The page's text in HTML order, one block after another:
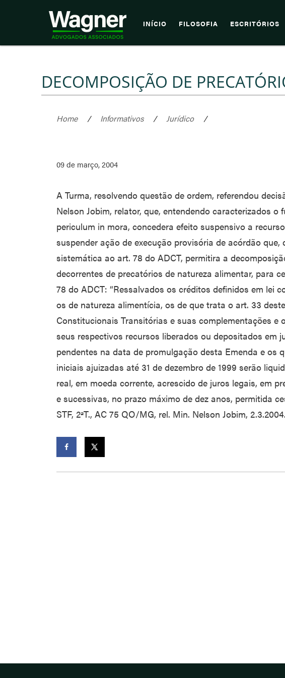
INÍCIO FILOSOFIA ESCRITÓRIOS
DECOMPOSIÇÃO DE
Home / Informativos / Jurídico /
09 de março, 2004
A Turma, resolvendo questão de ordem, referendou
Nelson Jobim, relator, que, entendendo caracterizados o
periculum in mora, concedera efeito suspensivo a
suspender ação de execução provisória de acórdão
sistemática ao art. 78 do ADCT, permitira a
decorrentes de precatórios de natureza alimentar, para
78 do ADCT: “Ressalvados os créditos definidos em lei
os de natureza alimentícia, os de que trata o art. 33
Constitucionais Transitórias e suas complementações e
seus respectivos recursos liberados ou depositados em
pendentes na data de promulgação desta Emenda e os
iniciais ajuizadas até 31 de dezembro de 1999 serão
real, em moeda corrente, acrescido de juros legais, em
e sucessivas, no prazo máximo de dez anos, permitida
STF, 2ªT., AC 75 QO/MG, rel. Min. Nelson Jobim,